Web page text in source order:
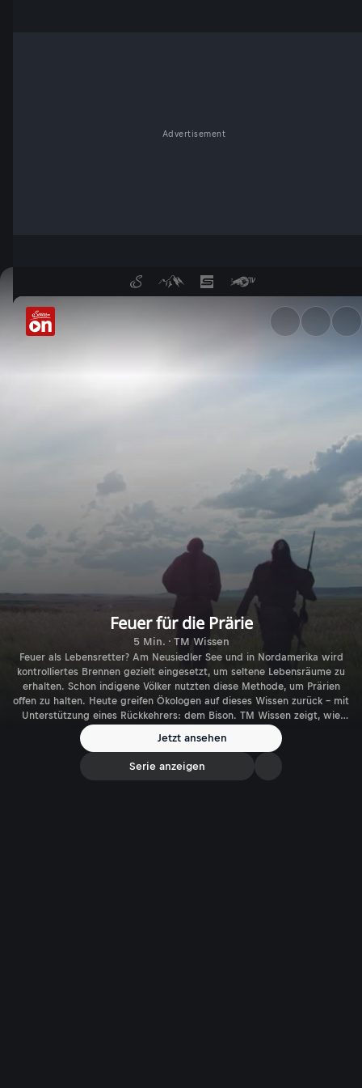
Advertisement
Feuer für die Prärie -
Feuer für die Prärie
5 Min. · TM Wissen
Feuer als Lebensretter? Am Neusiedler See und in Nordamerika wird
kontrolliertes Brennen gezielt eingesetzt, um seltene Lebensräume zu
erhalten. Schon indigene Völker nutzten diese Methode, um Prärien
offen zu halten. Heute greifen Ökologen auf dieses Wissen zurück – mit
Unterstützung eines Rückkehrers: dem Bison. TM Wissen zeigt, wie
Jetzt ansehen
Serie anzeigen